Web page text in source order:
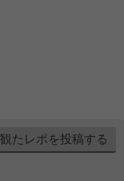
観たレポを投稿する